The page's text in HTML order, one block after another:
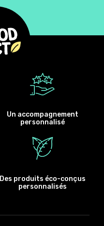
Un accompagnement
personnalisé
Des produits éco-conçus
personnalisés